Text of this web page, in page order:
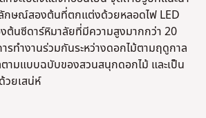
ษณ์สองต้นที่ตกแต่งด้วยหลอดไฟ LED
ต้นซีดาร์หิมาลัยที่มีความสูงมากกว่า 20
รทํางานร่วมกันระหว่างดอกไม้ตามฤดูกาล
ามแบบฉบับของสวนสนุกดอกไม้ และเป็น
วยเสน่ห์